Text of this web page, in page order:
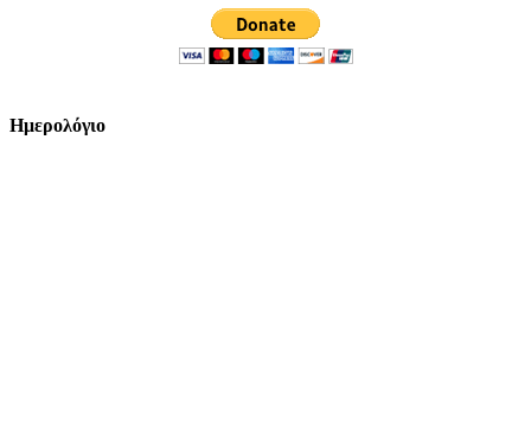
Ημερολόγιο